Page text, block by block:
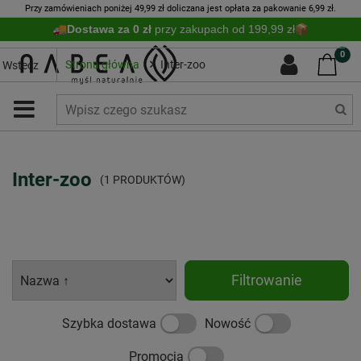
Przy zamówieniach poniżej 49,99 zł doliczana jest opłata za pakowanie 6,99 zł.
Dostawa za 0 zł przy zakupach od 199,99 zł
0
Wstecz Strona główna Inter-zoo
Inter-zoo (1 PRODUKTÓW)
Filtrowanie
Szybka dostawa Nowość
Promocja